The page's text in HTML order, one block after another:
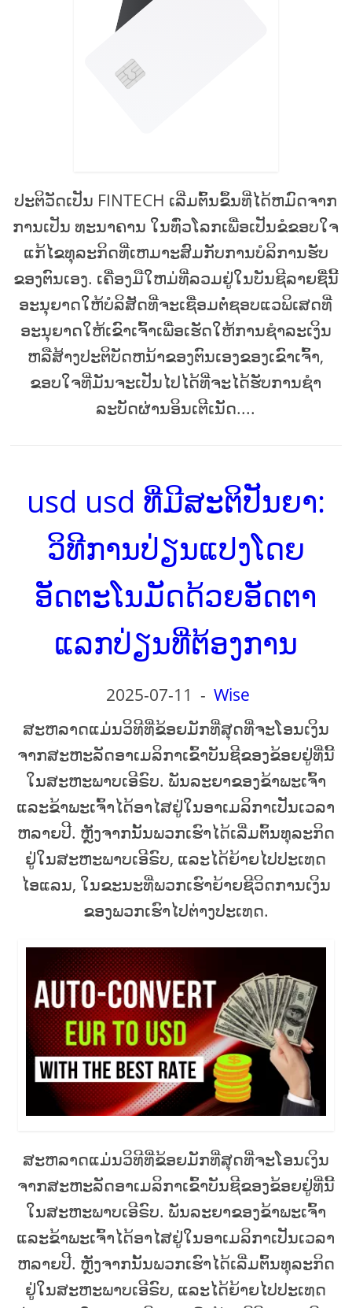
ປະຕິວັດເປັນ FINTECH ເລີ່ມຕົ້ນຂຶ້ນທີ່ໄດ້ຫມົດຈາກ
ການເປັນ ທະນາຄານ ໃນທົ່ວໂລກເພື່ອເປັນຂໍຂອບໃຈ
ແກ້ໄຂທຸລະກິດທີ່ເຫມາະສົມກັບການບໍລິການຮັບ
ຂອງຕົນເອງ. ເຄື່ອງມືໃຫມ່ທີ່ລວມຢູ່ໃນບັນຊີລາຍຊື່ນີ້
ອະນຸຍາດໃຫ້ບໍລິສັດທີ່ຈະເຊື່ອມຕໍ່ຊອບແວພິເສດທີ່
ອະນຸຍາດໃຫ້ເຂົາເຈົ້າເພື່ອເຮັດໃຫ້ການຊໍາລະເງິນ
ຫລືສ້າງປະຕິບັດຫນ້າຂອງຕົນເອງຂອງເຂົາເຈົ້າ,
ຂອບໃຈທີ່ມັນຈະເປັນໄປໄດ້ທີ່ຈະໄດ້ຮັບການຊໍາ
ລະບັດຜ່ານອິນເຕີເນັດ....
usd usd ທີ່ມີສະຕິປັນຍາ:
ວິທີການປ່ຽນແປງໂດຍ
ອັດຕະໂນມັດດ້ວຍອັດຕາ
ແລກປ່ຽນທີ່ຕ້ອງການ
2025-07-11 - Wise
ສະຫລາດແມ່ນວິທີທີ່ຂ້ອຍມັກທີ່ສຸດທີ່ຈະໂອນເງິນ
ຈາກສະຫະລັດອາເມລິກາເຂົ້າບັນຊີຂອງຂ້ອຍຢູ່ທີ່ນີ້
ໃນສະຫະພາບເອີຣົບ. ພັນລະຍາຂອງຂ້າພະເຈົ້າ
ແລະຂ້າພະເຈົ້າໄດ້ອາໄສຢູ່ໃນອາເມລິກາເປັນເວລາ
ຫລາຍປີ. ຫຼັງຈາກນັ້ນພວກເຮົາໄດ້ເລີ່ມຕົ້ນທຸລະກິດ
ຢູ່ໃນສະຫະພາບເອີຣົບ, ແລະໄດ້ຍ້າຍໄປປະເທດ
ໄອແລນ, ໃນຂະນະທີ່ພວກເຮົາຍ້າຍຊີວິດການເງິນ
ຂອງພວກເຮົາໄປຕ່າງປະເທດ.
ສະຫລາດແມ່ນວິທີທີ່ຂ້ອຍມັກທີ່ສຸດທີ່ຈະໂອນເງິນ
ຈາກສະຫະລັດອາເມລິກາເຂົ້າບັນຊີຂອງຂ້ອຍຢູ່ທີ່ນີ້
ໃນສະຫະພາບເອີຣົບ. ພັນລະຍາຂອງຂ້າພະເຈົ້າ
ແລະຂ້າພະເຈົ້າໄດ້ອາໄສຢູ່ໃນອາເມລິກາເປັນເວລາ
ຫລາຍປີ. ຫຼັງຈາກນັ້ນພວກເຮົາໄດ້ເລີ່ມຕົ້ນທຸລະກິດ
ຢູ່ໃນສະຫະພາບເອີຣົບ, ແລະໄດ້ຍ້າຍໄປປະເທດ